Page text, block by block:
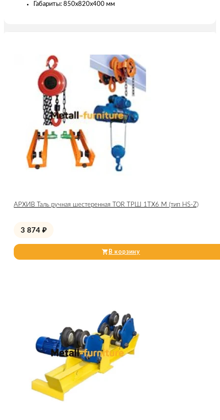
Габариты: 850х820х400 мм
АРХИВ Таль ручная шестеренная TOR ТРШ 1ТХ6 М (тип HS-Z)
3 874 ₽
В корзину